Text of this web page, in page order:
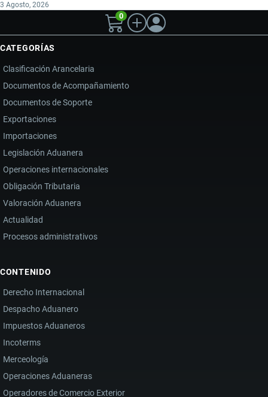
3 Agosto, 2026
0
CATEGORÍAS
Clasificación Arancelaria
Documentos de Acompañamiento
Documentos de Soporte
Exportaciones
Importaciones
Legislación Aduanera
Operaciones internacionales
Obligación Tributaria
Valoración Aduanera
Actualidad
Procesos administrativos
CONTENIDO
Derecho Internacional
Despacho Aduanero
Impuestos Aduaneros
Incoterms
Merceología
Operaciones Aduaneras
Operadores de Comercio Exterior